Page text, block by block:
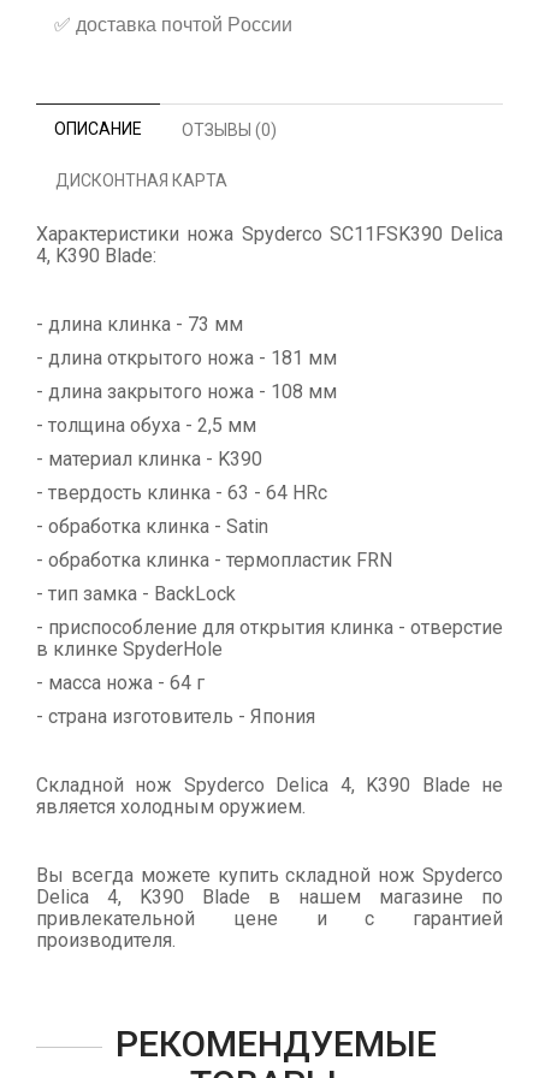
✅ доставка почтой России
ОПИСАНИЕ ОТЗЫВЫ (0)
ДИСКОНТНАЯ КАРТА
Характеристики ножа Spyderco SC11FSK390 Delica
4, K390 Blade:
- длина клинка - 73 мм
- длина открытого ножа - 181 мм
- длина закрытого ножа - 108 мм
- толщина обуха - 2,5 мм
- материал клинка - K390
- твердость клинка - 63 - 64 HRc
- обработка клинка - Satin
- обработка клинка - термопластик FRN
- тип замка - BackLock
- приспособление для открытия клинка - отверстие
в клинке SpyderHole
- масса ножа - 64 г
- страна изготовитель - Япония
Складной нож Spyderco Delica 4, K390 Blade не
является холодным оружием.
Вы всегда можете купить складной нож Spyderco
Delica 4, K390 Blade в нашем магазине по
привлекательной цене и с гарантией
производителя.
РЕКОМЕНДУЕМЫЕ